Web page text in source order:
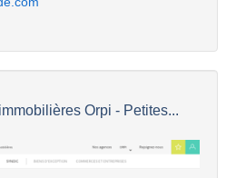
Orpi - Petites...